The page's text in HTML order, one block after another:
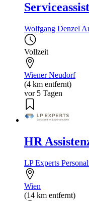
Wolfgang Denzel
Vollzeit
Wiener Neudorf
(4 km entfernt)
vor 5 Tagen
HR
LP Experts
Wien
(14 km entfernt)